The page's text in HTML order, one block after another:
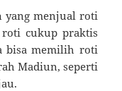
yang menjual roti
roti cukup praktis
bisa memilih roti
Madiun, seperti